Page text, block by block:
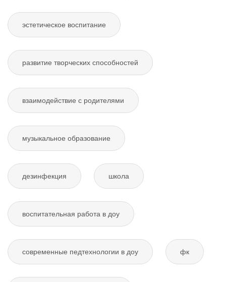
эстетическое воспитание
развитие творческих способностей
взаимодействие с родителями
музыкальное образование
дезинфекция школа
воспитательная работа в доу
современные педтехнологии в доу фк